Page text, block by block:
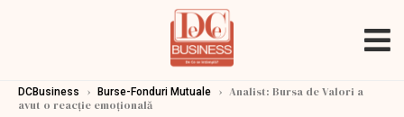
DCBusiness › Burse-Fonduri Mutuale › Analist: Bursa de Valori a
avut o reacție emoțională